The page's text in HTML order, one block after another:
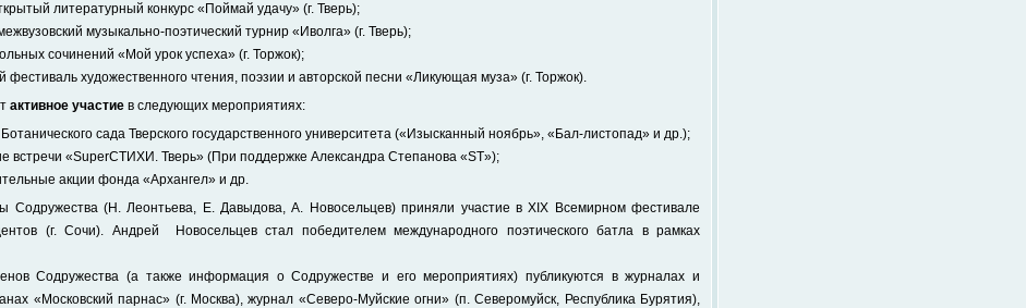
литературный конкурс «Поймай удачу» (г. Тверь);
музыкально-поэтический турнир «Иволга» (г. Тверь);
сочинений «Мой урок успеха» (г. Торжок);
фестиваль художественного чтения, поэзии и авторской песни «Ликующая муза» (г. Торжок).
активное участие в следующих мероприятиях:
сада Тверского государственного университета («Изысканный ноябрь», «Бал-листопад» и др.);
встречи «SuperСТИХИ. Тверь» (При поддержке Александра Степанова «ST»);
акции фонда «Архангел» и др.
Содружества (Н. Леонтьева, Е. Давыдова, А. Новосельцев) приняли участие в XIX Всемирном фестивале
(г. Сочи). Андрей Новосельцев стал победителем международного поэтического батла в рамках
Содружества (а также информация о Содружестве и его мероприятиях) публикуются в журналах и
«Московский парнас» (г. Москва), журнал «Северо-Муйские огни» (п. Северомуйск, Республика Бурятия),